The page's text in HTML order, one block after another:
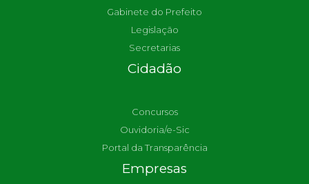
Gabinete do Prefeito
Legislação
Secretarias
Cidadão
Concursos
Ouvidoria/e-Sic
Portal da Transparência
Empresas